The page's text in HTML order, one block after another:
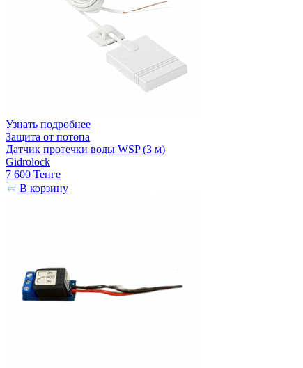
Узнать подробнее
Защита от потопа
Датчик протечки воды WSP (3 м)
Gidrolock
7 600 Тенге
В корзину